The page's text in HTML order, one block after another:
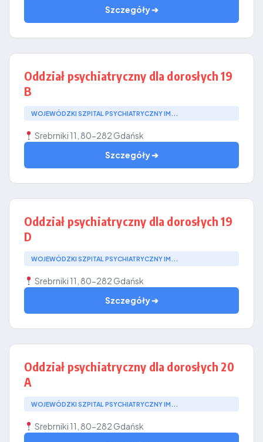
Szczegóły ➔
Oddział psychiatryczny dla dorosłych 19
B
WOJEWÓDZKI SZPITAL PSYCHIATRYCZNY IM...
Srebrniki 11, 80-282 Gdańsk
Szczegóły ➔
Oddział psychiatryczny dla dorosłych 19
D
WOJEWÓDZKI SZPITAL PSYCHIATRYCZNY IM...
Srebrniki 11, 80-282 Gdańsk
Szczegóły ➔
Oddział psychiatryczny dla dorosłych 20
A
WOJEWÓDZKI SZPITAL PSYCHIATRYCZNY IM...
Srebrniki 11, 80-282 Gdańsk